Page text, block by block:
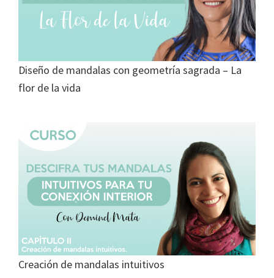
Diseño de mandalas con geometría sagrada – La
flor de la vida
Creación de mandalas intuitivos